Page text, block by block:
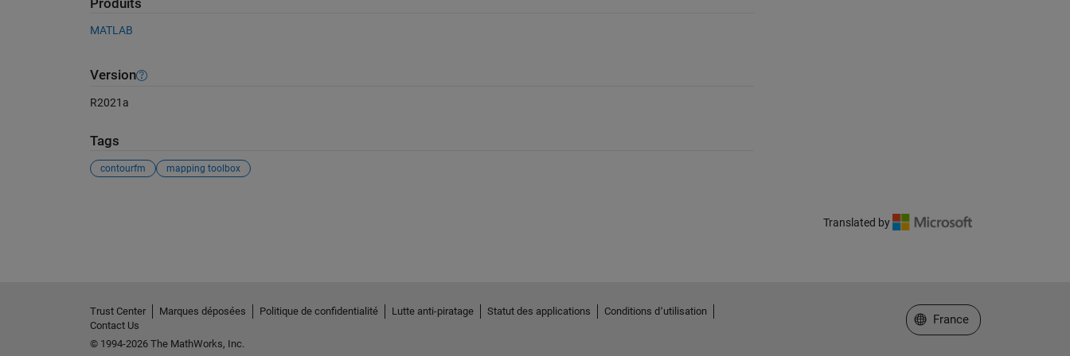
Produits
MATLAB
Version
R2021a
Tags
contourfm mapping toolbox
Translated by
Trust Center Marques déposées Politique de confidentialité Lutte anti-piratage Statut des applications
Conditions d՚utilisation
Contact Us
© 1994-2026 The MathWorks, Inc.
Sélectionner un site web
France